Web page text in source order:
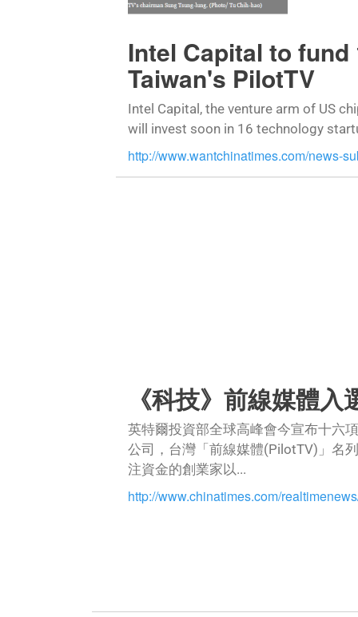
Intel Capital to
Taiwan's PilotTV
Intel Capital, the venture arm of US
will invest soon in 16 technology
http://www.wantchinatimes.com/news-
《科技》前線媒體
英特爾投資部全球高峰會今宣布十六
公司，台灣「前線媒體(PilotTV)」名
注資金的創業家以...
http://www.chinatimes.com/